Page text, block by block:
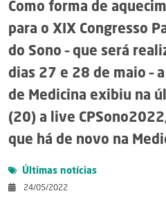
Como forma de
para o XIX Congresso
do Sono – que será
dias 27 e 28 de maio –
de Medicina exibiu na
(20) a live
que há de novo na
Últimas notícias
24/05/2022